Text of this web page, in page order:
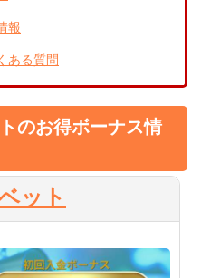
イン）方法
あるQ＆A
すか？
間は速いですか？
報
ある質問
のお得ボーナス情
ット